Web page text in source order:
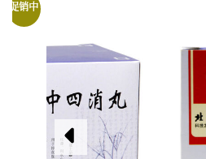
促销中